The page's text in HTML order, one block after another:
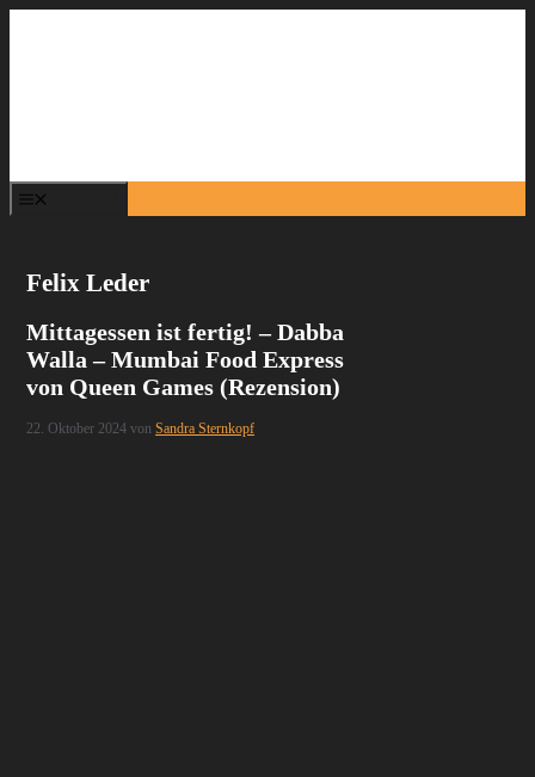
Felix Leder
Mittagessen ist fertig! – Dabba
Walla – Mumbai Food Express
von Queen Games (Rezension)
22. Oktober 2024 vonSandra Sternkopf